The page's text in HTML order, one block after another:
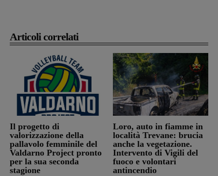
Articoli correlati
Il progetto di
valorizzazione della
pallavolo femminile del
Valdarno Project pronto
per la sua seconda
stagione
Loro, auto in fiamme in
località Trevane: brucia
anche la vegetazione.
Intervento di Vigili del
fuoco e volontari
antincendio